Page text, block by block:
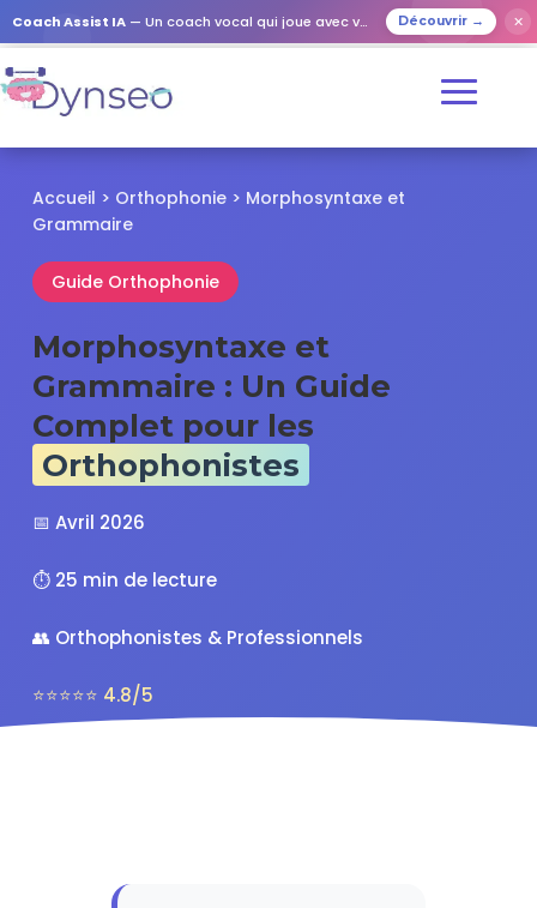
Coach Assist IA — Un coach vocal qui joue avec vos proches Découvrir → ✕
Accueil > Orthophonie > Morphosyntaxe et
Grammaire
Guide Orthophonie
Morphosyntaxe et
Grammaire : Un Guide
Complet pour les
Orthophonistes
📅 Avril 2026
⏱️ 25 min de lecture
👥 Orthophonistes & Professionnels
⭐⭐⭐⭐⭐ 4.8/5